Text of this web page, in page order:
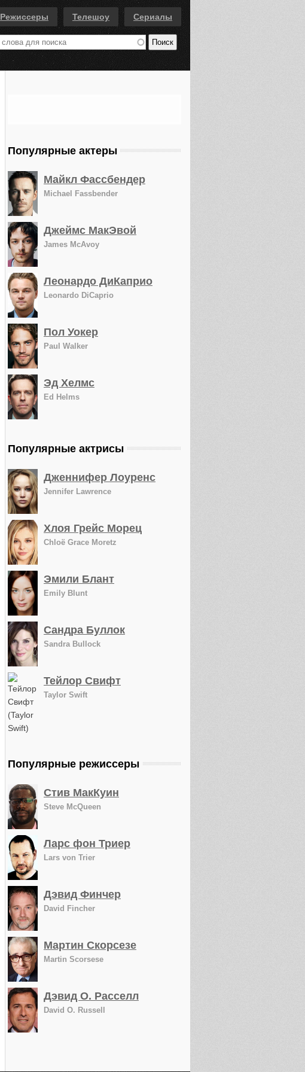
Режиссеры Телешоу Сериалы
Популярные актеры
Майкл Фассбендер
Michael Fassbender
Джеймс МакЭвой
James McAvoy
Леонардо ДиКаприо
Leonardo DiCaprio
Пол Уокер
Paul Walker
Эд Хелмс
Ed Helms
Популярные актрисы
Дженнифер Лоуренс
Jennifer Lawrence
Хлоя Грейс Морец
Chloë Grace Moretz
Эмили Блант
Emily Blunt
Сандра Буллок
Sandra Bullock
Тейлор Свифт
Taylor Swift
Популярные режиссеры
Стив МакКуин
Steve McQueen
Ларс фон Триер
Lars von Trier
Дэвид Финчер
David Fincher
Мартин Скорсезе
Martin Scorsese
Дэвид О. Расселл
David O. Russell